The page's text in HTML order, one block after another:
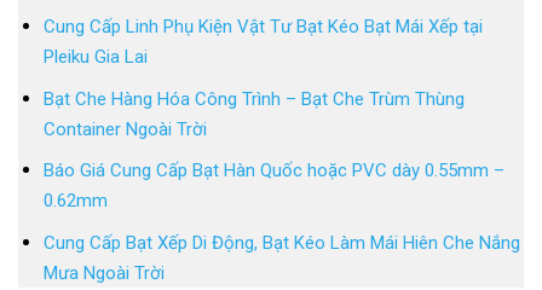
Cung Cấp Linh Phụ Kiện Vật Tư Bạt Kéo Bạt Mái Xếp tại
Pleiku Gia Lai
Bạt Che Hàng Hóa Công Trình – Bạt Che Trùm Thùng
Container Ngoài Trời
Báo Giá Cung Cấp Bạt Hàn Quốc hoặc PVC dày 0.55mm –
0.62mm
Cung Cấp Bạt Xếp Di Động, Bạt Kéo Làm Mái Hiên Che Nắng
Mưa Ngoài Trời